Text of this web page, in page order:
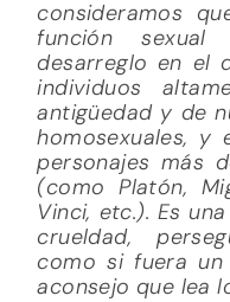
consideramos
función
desarreglo en el
individuos
antigüedad y de
homosexuales,
personajes más
(como Platón,
Vinci, etc.). Es
crueldad,
como si fuera
aconsejo que lea